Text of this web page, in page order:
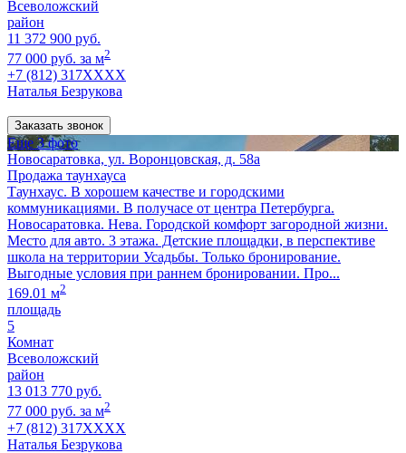
Всеволожский
район
11 372 900 руб.
77 000 руб. за м2
+7 (812) 317XXXX
Наталья Безрукова
Заказать звонок
Еще 3 фото
Новосаратовка, ул. Воронцовская, д. 58а
Продажа таунхауса
Таунхаус. В хорошем качестве и городскими
коммуникациями. В получасе от центра Петербурга.
Новосаратовка. Нева. Городской комфорт загородной жизни.
Место для авто. 3 этажа. Детские площадки, в перспективе
школа на территории Усадьбы. Только бронирование.
Выгодные условия при раннем бронировании. Про...
169.01 м2
площадь
5
Комнат
Всеволожский
район
13 013 770 руб.
77 000 руб. за м2
+7 (812) 317XXXX
Наталья Безрукова